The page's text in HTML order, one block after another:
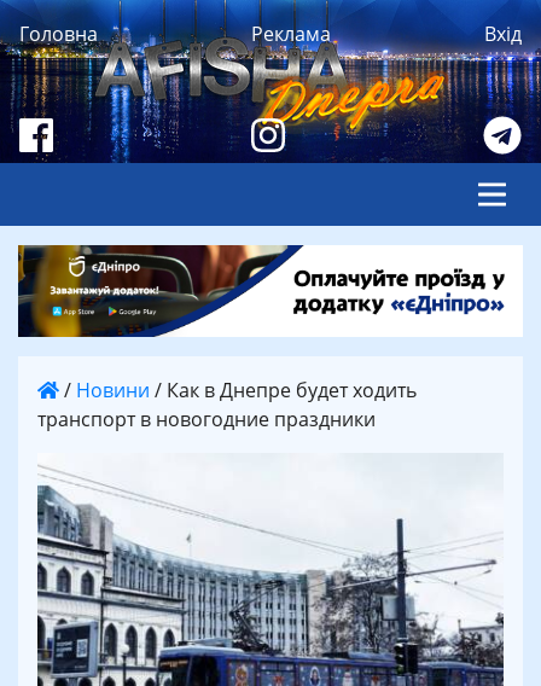
Головна Реклама Вхід
/ Новини / Как в Днепре будет ходить
транспорт в новогодние праздники